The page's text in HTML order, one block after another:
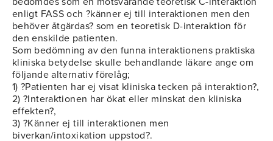
enligt FASS och ?känner ej till interaktionen men den
behöver åtgärdas? som en teoretisk D-interaktion för
den enskilde patienten.
Som bedömning av den funna interaktionens praktiska
kliniska betydelse skulle behandlande läkare ange om
följande alternativ förelåg;
1) ?Patienten har ej visat kliniska tecken på interaktion?,
2) ?Interaktionen har ökat eller minskat den kliniska
effekten?,
3) ?Känner ej till interaktionen men
biverkan/intoxikation uppstod?.